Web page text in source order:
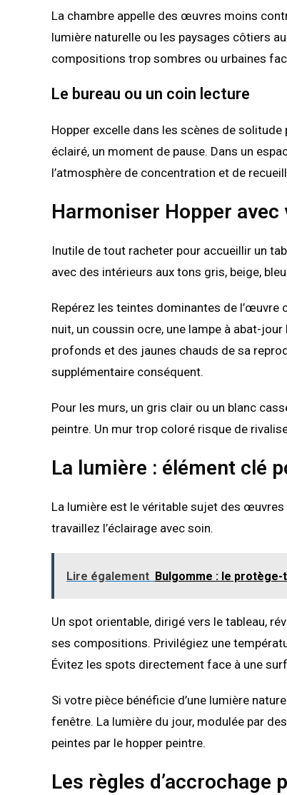
La chambre appelle des œuvres moins
lumière naturelle ou les paysages côtiers
compositions trop sombres ou urbaines
Le bureau ou un coin lecture
Hopper excelle dans les scènes de
éclairé, un moment de pause. Dans un
l’atmosphère de concentration et de
Harmoniser Hopper
Inutile de tout racheter pour accueillir un
avec des intérieurs aux tons gris, beige,
Repérez les teintes dominantes de l’œuvre
nuit, un coussin ocre, une lampe à abat-
profonds et des jaunes chauds de sa
supplémentaire conséquent.
Pour les murs, un gris clair ou un blanc
peintre. Un mur trop coloré risque de
La lumière : élément clé
La lumière est le véritable sujet des œuvres
travaillez l’éclairage avec soin.
Lire également Bulgomme : le
Un spot orientable, dirigé vers le tableau,
ses compositions. Privilégiez une
Évitez les spots directement face à une
Si votre pièce bénéficie d’une lumière
fenêtre. La lumière du jour, modulée par
peintes par le hopper peintre.
Les règles d’accrochage